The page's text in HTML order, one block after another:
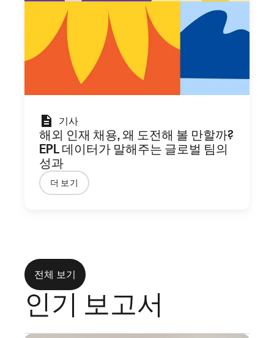
기사
해외 인재 채용, 왜 도전해 볼 만할까?
EPL 데이터가 말해주는 글로벌 팀의
성과
더 보기
인기 보고서
전체 보기